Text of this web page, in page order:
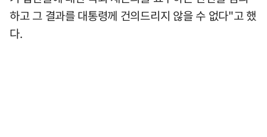
하고 그 결과를 대통령께 건의드리지 않을 수 없다"고 했
다.